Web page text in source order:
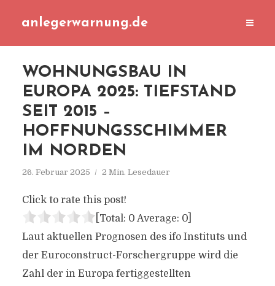
anlegerwarnung.de
WOHNUNGSBAU IN
EUROPA 2025: TIEFSTAND
SEIT 2015 –
HOFFNUNGSSCHIMMER
IM NORDEN
26. Februar 2025 2 Min. Lesedauer
Click to rate this post!
[Total: 0 Average: 0]
Laut aktuellen Prognosen des ifo Instituts und
der Euroconstruct-Forschergruppe wird die
Zahl der in Europa fertiggestellten